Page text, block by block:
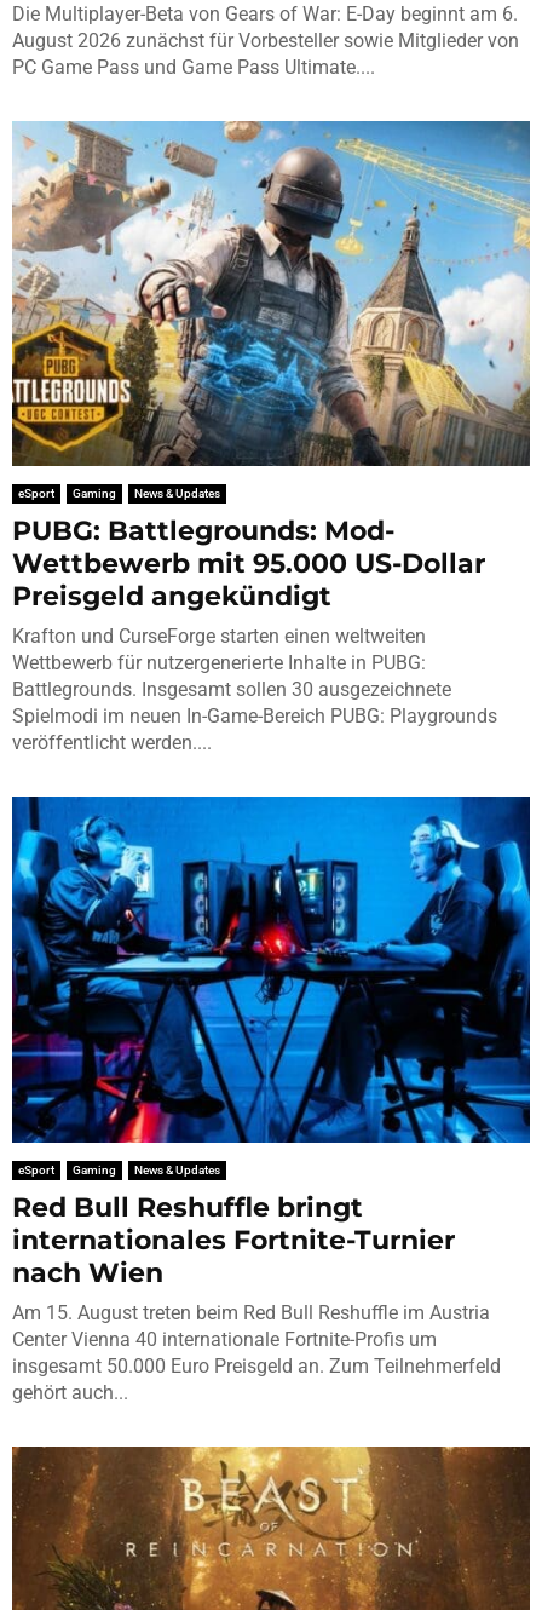
Die Multiplayer-Beta von Gears of War: E-Day beginnt am 6.
August 2026 zunächst für Vorbesteller sowie Mitglieder von
PC Game Pass und Game Pass Ultimate....
eSport Gaming News & Updates
PUBG: Battlegrounds: Mod-
Wettbewerb mit 95.000 US-Dollar
Preisgeld angekündigt
Krafton und CurseForge starten einen weltweiten
Wettbewerb für nutzergenerierte Inhalte in PUBG:
Battlegrounds. Insgesamt sollen 30 ausgezeichnete
Spielmodi im neuen In-Game-Bereich PUBG: Playgrounds
veröffentlicht werden....
eSport Gaming News & Updates
Red Bull Reshuffle bringt
internationales Fortnite-Turnier
nach Wien
Am 15. August treten beim Red Bull Reshuffle im Austria
Center Vienna 40 internationale Fortnite-Profis um
insgesamt 50.000 Euro Preisgeld an. Zum Teilnehmerfeld
gehört auch...